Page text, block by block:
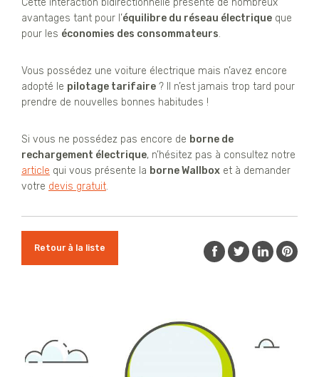
Cette interaction bidirectionnelle présente de nombreux
avantages tant pour l’équilibre du réseau électrique que
pour les économies des consommateurs.
Vous possédez une voiture électrique mais n’avez encore
adopté le pilotage tarifaire ? Il n’est jamais trop tard pour
prendre de nouvelles bonnes habitudes !
Si vous ne possédez pas encore de borne de
rechargement électrique, n’hésitez pas à consultez notre
article qui vous présente la borne Wallbox et à demander
votre devis gratuit.
Retour à la liste